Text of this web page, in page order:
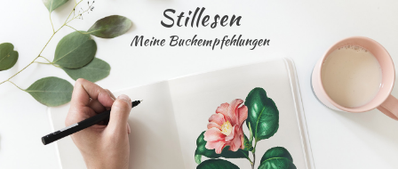
content
Stillesen
Meine Buchempfehlungen